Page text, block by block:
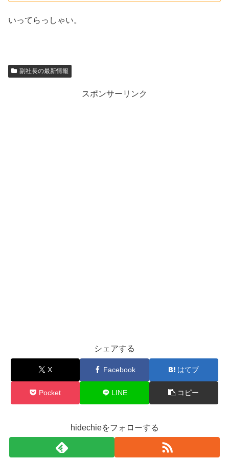
いってらっしゃい。
副社長の最新情報
スポンサーリンク
シェアする
X Facebook はてブ
Pocket LINE コピー
hidechieをフォローする